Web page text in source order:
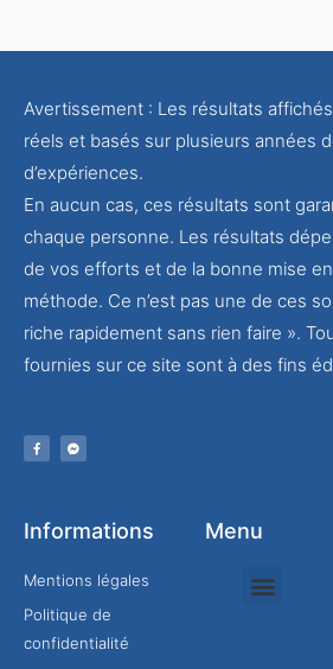
Avertissement : Les résultats
réels et basés sur plusieurs années
d’expériences.
En aucun cas, ces résultats sont
chaque personne. Les résultats
de vos efforts et de la bonne mise
méthode. Ce n’est pas une de ces
riche rapidement sans rien faire ».
fournies sur ce site sont à des fins
Informations
Mentions légales
Politique de
confidentialité
Menu